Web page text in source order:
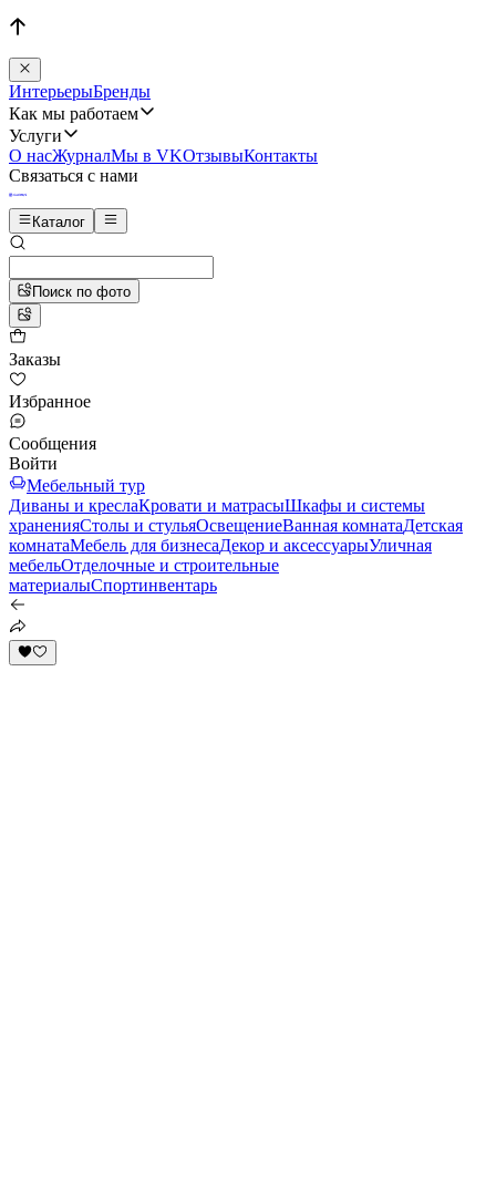
ИнтерьерыБренды
Как мы работаем
Услуги
О насЖурналМы в VKОтзывыКонтакты
Связаться с нами
Каталог
Поиск по фото
Заказы
Избранное
Сообщения
Войти
Мебельный тур
Диваны и креслаКровати и матрасыШкафы и системы
храненияСтолы и стульяОсвещениеВанная комнатаДетская
комнатаМебель для бизнесаДекор и аксессуарыУличная
мебельОтделочные и строительные
материалыСпортинвентарь